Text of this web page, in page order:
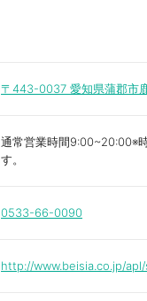
〒443-0037 愛知県蒲郡市
通常営業時間9:00~20:00※
す。
0533-66-0090
http://www.beisia.co.jp/